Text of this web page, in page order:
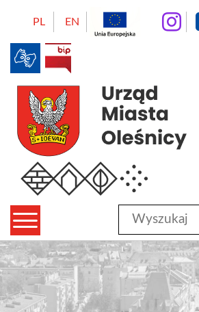
PL EN
Wyszukaj
w
serwisie